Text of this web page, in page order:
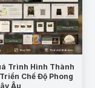
Trình Hình Thành
Chế Độ Phong
Âu